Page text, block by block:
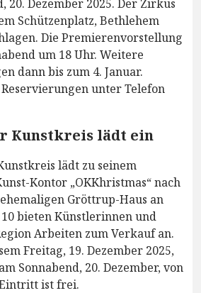
20. Dezember 2025. Der Zirkus
Schützenplatz, Bethlehem
Die Premierenvorstellung
um 18 Uhr. Weitere
dann bis zum 4. Januar.
unter Telefon
Kunstkreis lädt ein
lädt zu seinem
Kontor „OKKhristmas“ nach
Gröttrup-Haus an
bieten Künstlerinnen und
Arbeiten zum Verkauf an.
Freitag, 19. Dezember 2025,
Sonnabend, 20. Dezember, von
Eintritt ist frei.